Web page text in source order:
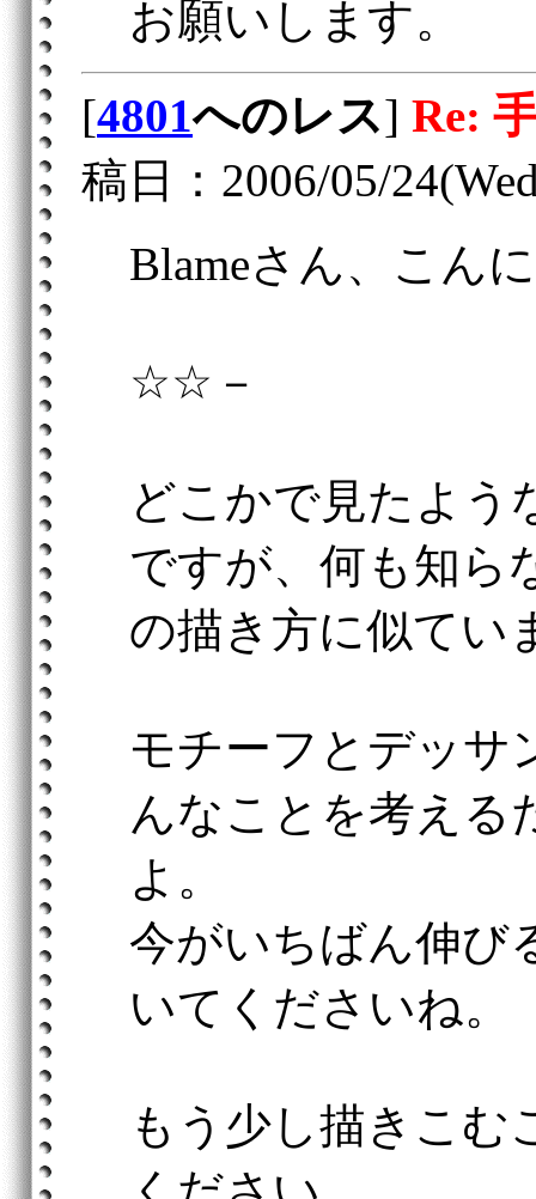
お願いします。
[4801へのレス] Re:
稿日：2006/05/
Blameさん、こん
☆☆－
どこかで見たよう
ですが、何も知ら
の描き方に似てい
モチーフとデッサ
んなことを考える
よ。
今がいちばん伸び
いてくださいね。
もう少し描きこむ